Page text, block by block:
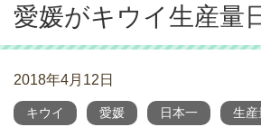
愛媛がキウイ生産量
2018年4月12日
キウイ 愛媛 日本一 生産